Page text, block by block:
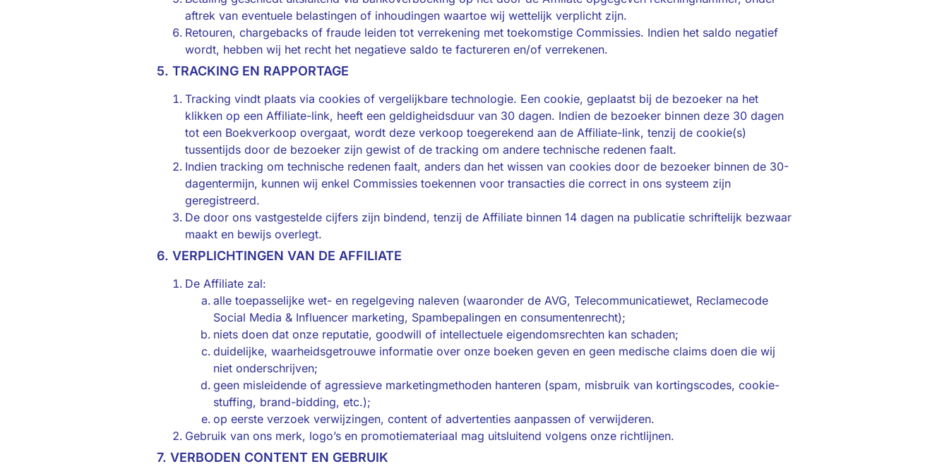
aftrek van eventuele belastingen of inhoudingen waartoe wij wettelijk verplicht zijn.
Retouren, chargebacks of fraude leiden tot verrekening met toekomstige Commissies. Indien het saldo negatief
wordt, hebben wij het recht het negatieve saldo te factureren en/​of verrekenen.
5. TRACKING EN RAPPORTAGE
Tracking vindt plaats via cookies of vergelijkbare technologie. Een cookie, geplaatst bij de bezoeker na het
klikken op een Affiliate-link, heeft een geldigheidsduur van 30 dagen. Indien de bezoeker binnen deze 30 dagen
tot een Boekverkoop overgaat, wordt deze verkoop toegerekend aan de Affiliate-link, tenzij de cookie(s)
tussentijds door de bezoeker zijn gewist of de tracking om andere technische redenen faalt.
Indien tracking om technische redenen faalt, anders dan het wissen van cookies door de bezoeker binnen de 30-
dagentermijn, kunnen wij enkel Commissies toekennen voor transacties die correct in ons systeem zijn
geregistreerd.
De door ons vastgestelde cijfers zijn bindend, tenzij de Affiliate binnen 14 dagen na publicatie schriftelijk bezwaar
maakt en bewijs overlegt.
6. VERPLICHTINGEN VAN DE AFFILIATE
De Affiliate zal:
alle toepasselijke wet- en regelgeving naleven (waaronder de AVG, Telecommunicatiewet, Reclamecode
Social Media & Influencer marketing, Spambepalingen en consumentenrecht);
niets doen dat onze reputatie, goodwill of intellectuele eigendomsrechten kan schaden;
duidelijke, waarheidsgetrouwe informatie over onze boeken geven en geen medische claims doen die wij
niet onderschrijven;
geen misleidende of agressieve marketingmethoden hanteren (spam, misbruik van kortingscodes, cookie-
stuffing, brand-bidding, etc.);
op eerste verzoek verwijzingen, content of advertenties aanpassen of verwijderen.
Gebruik van ons merk, logo’s en promotiemateriaal mag uitsluitend volgens onze richtlijnen.
7. VERBODEN CONTENT EN GEBRUIK